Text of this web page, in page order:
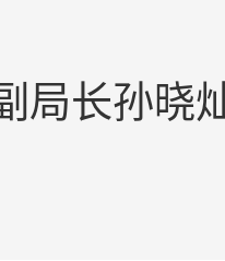
局长孙晓